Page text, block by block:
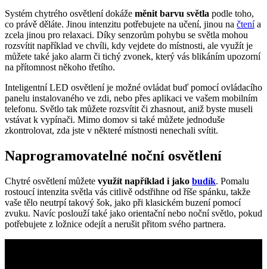
Systém chytrého osvětlení dokáže měnit barvu světla podle toho,
co právě děláte. Jinou intenzitu potřebujete na učení, jinou na čtenía
zcela jinou pro relaxaci. Díky senzorům pohybu se světla mohou
rozsvítit například ve chvíli, kdy vejdete do místnosti, ale využít je
můžete také jako alarm či tichý zvonek, který vás blikáním upozorní
na přítomnost někoho třetího.
Inteligentní LED osvětlení je možné ovládat buď pomocí ovládacího
panelu instalovaného ve zdi, nebo přes aplikaci ve vašem mobilním
telefonu. Světlo tak můžete rozsvítit či zhasnout, aniž byste museli
vstávat k vypínači. Mimo domov si také můžete jednoduše
zkontrolovat, zda jste v některé místnosti nenechali svítit.
Naprogramovatelné noční osvětlení
Chytré osvětlení můžete využít například i jako budík. Pomalu
rostoucí intenzita světla vás citlivě odstřihne od říše spánku, takže
vaše tělo neutrpí takový šok, jako při klasickém buzení pomocí
zvuku. Navíc poslouží také jako orientační nebo noční světlo, pokud
potřebujete z ložnice odejít a nerušit přitom svého partnera.